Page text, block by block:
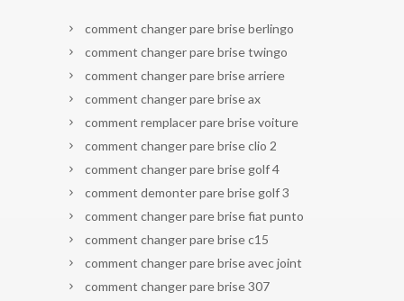
comment changer pare brise berlingo
comment changer pare brise twingo
comment changer pare brise arriere
comment changer pare brise ax
comment remplacer pare brise voiture
comment changer pare brise clio 2
comment changer pare brise golf 4
comment demonter pare brise golf 3
comment changer pare brise fiat punto
comment changer pare brise c15
comment changer pare brise avec joint
comment changer pare brise 307